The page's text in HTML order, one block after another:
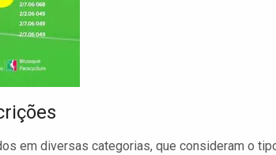
em diversas categorias, que consideram o